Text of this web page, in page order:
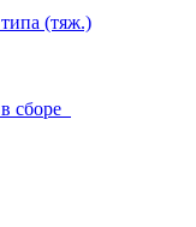
(тяж.)
сборе